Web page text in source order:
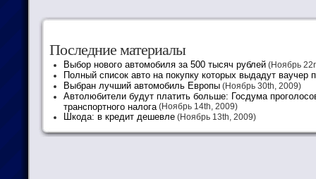
Последние материалы
Выбор нового автомобиля за 500 тысяч рублей (Ноябрь
Полный список авто на покупку которых выдадут ваучер
Выбран лучший автомобиль Европы (Ноябрь 30th, 2009)
Автолюбители будут платить больше: Госдума
транспортного налога (Ноябрь 14th, 2009)
Шкода: в кредит дешевле (Ноябрь 13th, 2009)